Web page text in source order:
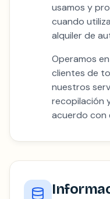
usamos y
cuando
alquiler de
Operamos
clientes de
nuestros
recopilación
acuerdo con